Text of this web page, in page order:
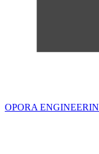
OPORA